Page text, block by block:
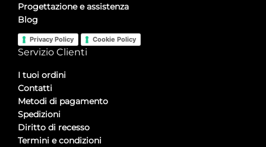
Progettazione e assistenza
Blog
Privacy Policy Cookie Policy
Servizio Clienti
I tuoi ordini
Contatti
Metodi di pagamento
Spedizioni
Diritto di recesso
Termini e condizioni